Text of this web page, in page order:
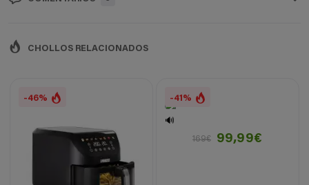
CHOLLOS RELACIONADOS
-46% -41%
🔊
169€
99,99€